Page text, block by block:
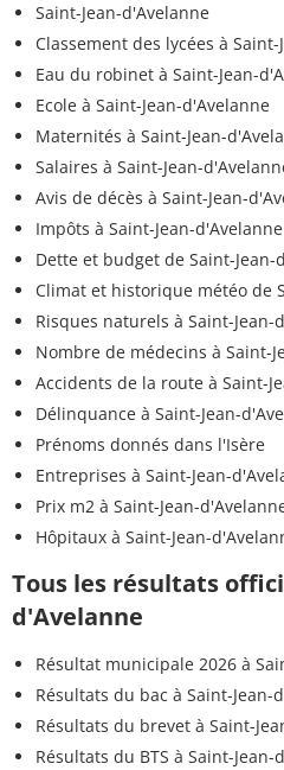
Saint-Jean-d'Avelanne
Classement des lycées à
Eau du robinet à Saint-Jean-
Ecole à Saint-Jean-d'Avelanne
Maternités à Saint-Jean-
Salaires à Saint-Jean-
Avis de décès à Saint-Jean-
Impôts à Saint-Jean-d'Avelanne
Dette et budget de Saint-Jean-
Climat et historique météo de
Risques naturels à Saint-Jean-
Nombre de médecins à Saint-
Accidents de la route à Saint-
Délinquance à Saint-Jean-
Prénoms donnés dans l'Isère
Entreprises à Saint-Jean-
Prix m2 à Saint-Jean-
Hôpitaux à Saint-Jean-
Tous les résultats
d'Avelanne
Résultat municipale 2026 à
Résultats du bac à Saint-Jean-
Résultats du brevet à Saint-
Résultats du BTS à Saint-Jean-